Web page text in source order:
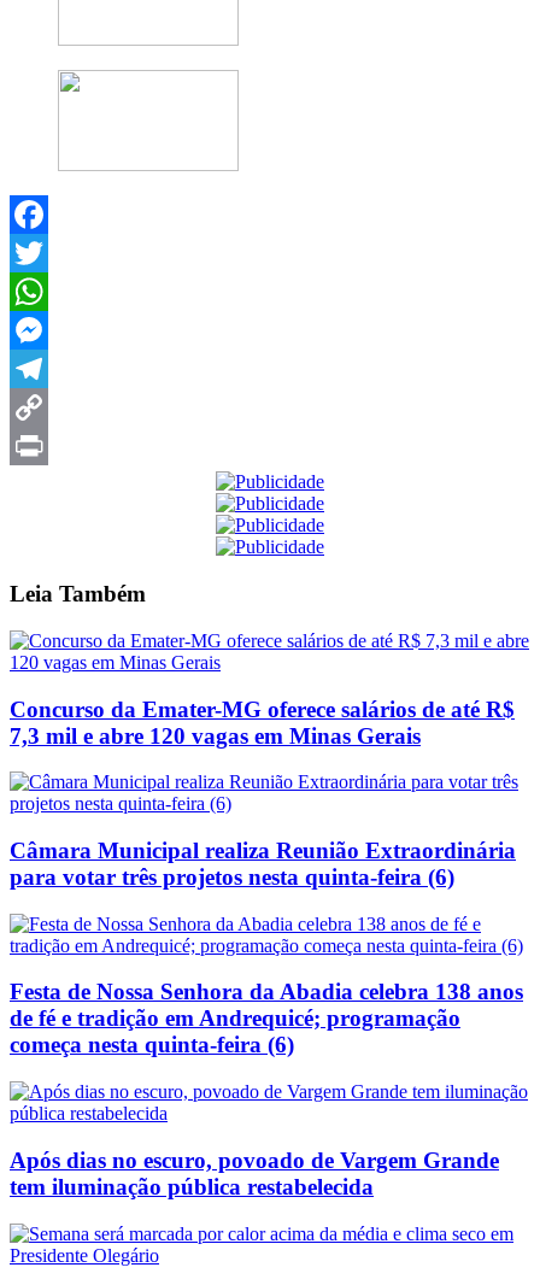
Facebook
Twitter
WhatsApp
Messenger
Telegram
Copy
Leia Também
Concurso da Emater-MG oferece salários de até R$
7,3 mil e abre 120 vagas em Minas Gerais
Câmara Municipal realiza Reunião Extraordinária
para votar três projetos nesta quinta-feira (6)
Festa de Nossa Senhora da Abadia celebra 138 anos
de fé e tradição em Andrequicé; programação
começa nesta quinta-feira (6)
Após dias no escuro, povoado de Vargem Grande
tem iluminação pública restabelecida